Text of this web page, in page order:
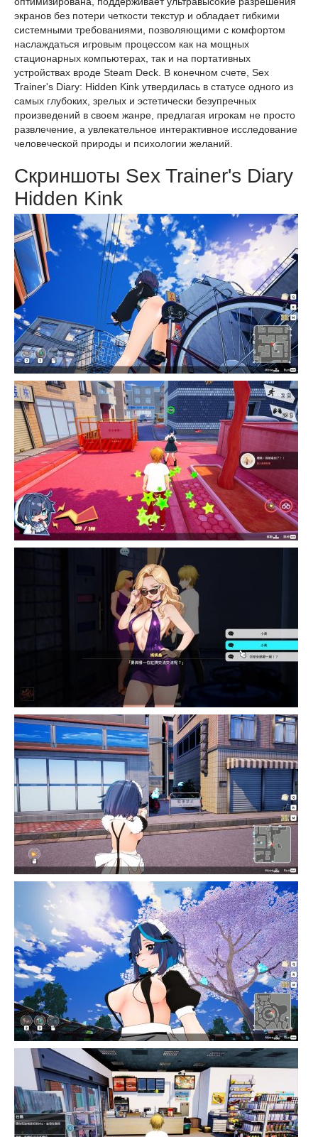
экранов без потери четкости текстур и обладает гибкими
системными требованиями, позволяющими с комфортом
наслаждаться игровым процессом как на мощных
стационарных компьютерах, так и на портативных
устройствах вроде Steam Deck. В конечном счете, Sex
Trainer's Diary: Hidden Kink утвердилась в статусе одного из
самых глубоких, зрелых и эстетически безупречных
произведений в своем жанре, предлагая игрокам не просто
развлечение, а увлекательное интерактивное исследование
человеческой природы и психологии желаний.
Скриншоты Sex Trainer's Diary
Hidden Kink